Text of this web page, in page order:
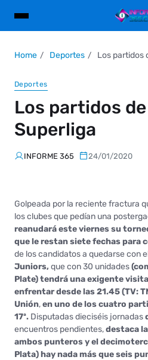
Home Deportes Los partidos
Deportes
Los partidos
Superliga
INFORME 365 24/01/2020
Golpeada por la reciente fractura
los clubes que pedían una
reanudará este viernes su
que le restan siete fechas para
de los candidatos a quedarse con
Juniors, que con 30 unidades
Plate) tendrá una exigente
enfrentar desde las 21.45 (TV:
Unión,en uno de los cuatro
17ª. Disputadas dieciséis jornadas
encuentros pendientes,destaca
ambos punteros y el
Plata) hay nada más que seis